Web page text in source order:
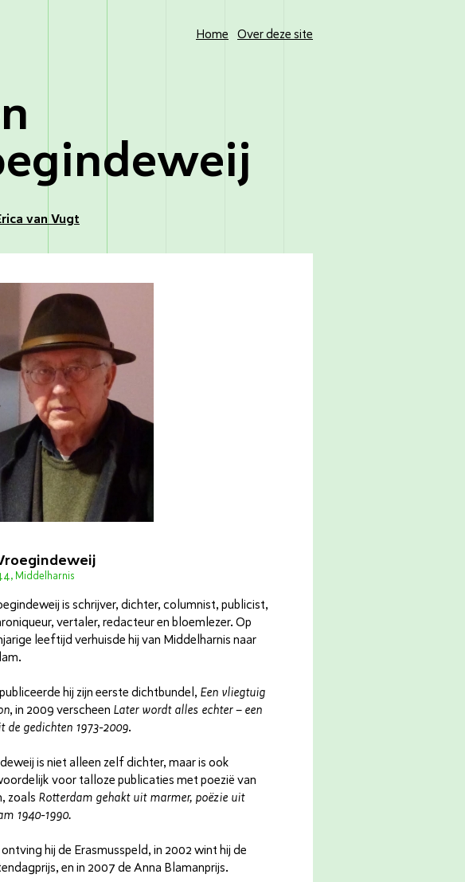
Home Over deze site
van Vugt
Middelharnis
is schrijver, dichter, columnist, publicist,
vertaler, redacteur en bloemlezer. Op
leeftijd verhuisde hij van Middelharnis naar
hij zijn eerste dicht­bundel, Een vliegtuig
, in 2009 verscheen Later wordt alles echter – een
de gedichten 1973-2009.
is niet alleen zelf dichter, maar is ook
voor talloze publicaties met poezië van
zoals Rotterdam gehakt uit marmer, poëzie uit
1940-1990.
hij de Erasmusspeld, in 2002 wint hij de
en in 2007 de Anna Blamanprijs.